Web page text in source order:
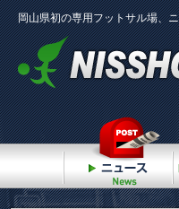
岡山県初の専用フットサル場、